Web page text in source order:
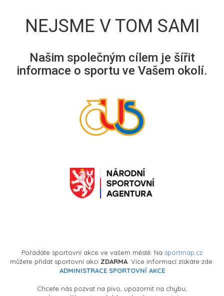
NEJSME V TOM SAMI
Našim společným cílem je šířit
informace o sportu ve Vašem okolí.
Pořádáte sportovní akce ve vašem městě. Na sportmap.cz
můžete přidat sportovní akci ZDARMA . Více informací získáte zde:
ADMINISTRACE SPORTOVNÍ AKCE
Chcete nás pozvat na pivo, upozornit na chybu,